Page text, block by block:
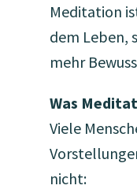
Meditation
dem Leben,
mehr
Was
Viele
nicht: